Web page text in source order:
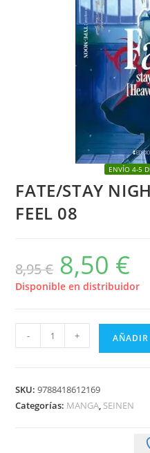
ENVÍO 4-5
FATE/STAY
FEEL 08
8,95€
El
precio
original
era:
8,50 €
es:
Disponible en distribuidor
FATE/STAY
NIGHT:
08
- +
SKU:9788418612169
Categorías: MANGA, SEINEN